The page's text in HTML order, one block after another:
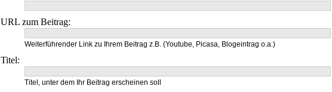
URL zum Beitrag:
Weiterführender Link zu Ihrem Beitrag z.B. (Youtube, Picasa, Blogeintrag o.a.)
Titel:
Titel, unter dem Ihr Beitrag erscheinen soll